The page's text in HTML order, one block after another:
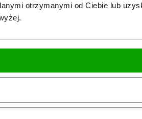
otrzymanymi od Ciebie lub